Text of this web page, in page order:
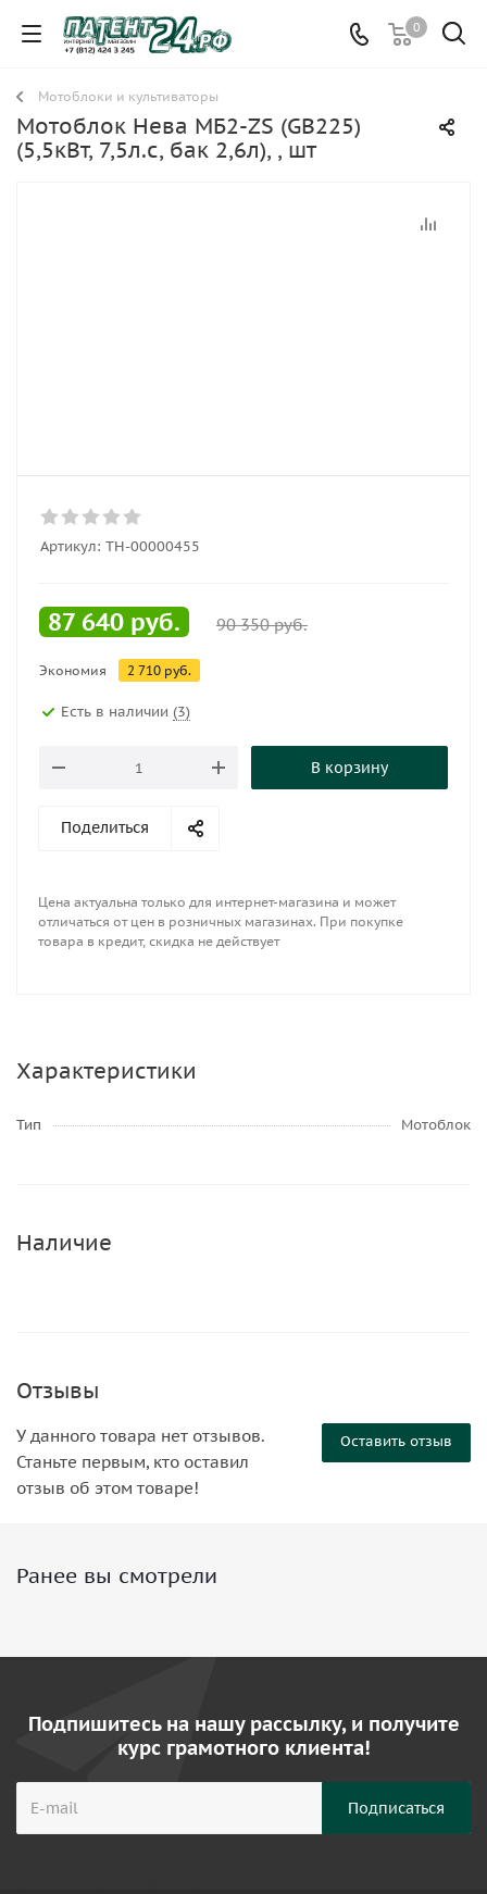
0
Мотоблоки и культиваторы
Мотоблок Нева МБ2-ZS (GB225)
(5,5кВт, 7,5л.с, бак 2,6л), , шт
Артикул: ТН-00000455
87 640 руб. 90 350руб.
Экономия 2 710 руб.
Есть в наличии (3)
В корзину
Поделиться
Цена актуальна только для интернет-магазина и может
отличаться от цен в розничных магазинах. При покупке
товара в кредит, скидка не действует
Характеристики
Тип Мотоблок
Наличие
Отзывы
Оставить отзыв
У данного товара нет отзывов.
Станьте первым, кто оставил
отзыв об этом товаре!
Ранее вы смотрели
Подпишитесь на нашу рассылку, и получите
курс грамотного клиента!